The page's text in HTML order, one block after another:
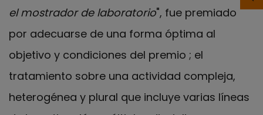
el mostrador de laboratorio", fue premiado
por adecuarse de una forma óptima al
objetivo y condiciones del premio ; el
tratamiento sobre una actividad compleja,
heterogénea y plural que incluye varias líneas